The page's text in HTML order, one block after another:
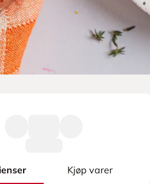
Kjøp varer